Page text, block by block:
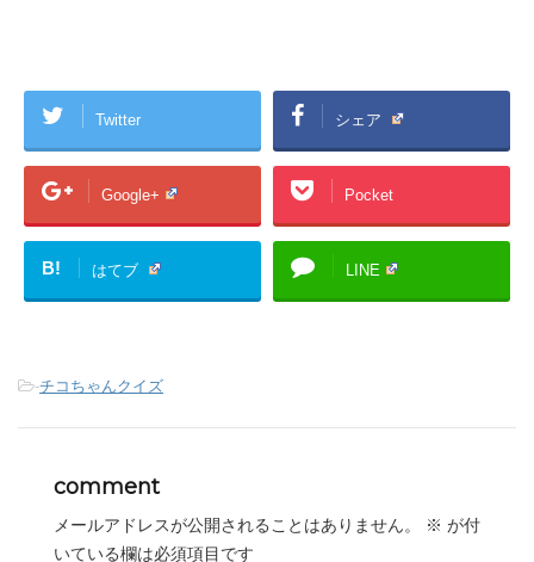
Twitter シェア
Google+ Pocket
B! はてブ LINE
-チコちゃんクイズ
comment
メールアドレスが公開されることはありません。 ※ が付
いている欄は必須項目です